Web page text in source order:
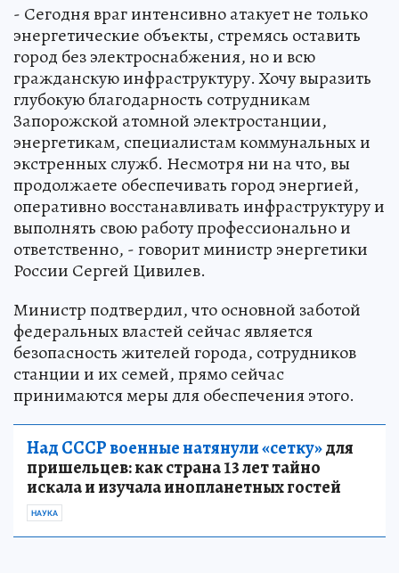
- Сегодня враг интенсивно атакует не только
энергетические объекты, стремясь оставить
город без электроснабжения, но и всю
гражданскую инфраструктуру. Хочу выразить
глубокую благодарность сотрудникам
Запорожской атомной электростанции,
энергетикам, специалистам коммунальных и
экстренных служб. Несмотря ни на что, вы
продолжаете обеспечивать город энергией,
оперативно восстанавливать инфраструктуру и
выполнять свою работу профессионально и
ответственно, - говорит министр энергетики
России Сергей Цивилев.
Министр подтвердил, что основной заботой
федеральных властей сейчас является
безопасность жителей города, сотрудников
станции и их семей, прямо сейчас
принимаются меры для обеспечения этого.
Над СССР военные натянули «сетку»для
пришельцев: как страна 13 лет тайно
искала и изучала инопланетных гостей
НАУКА